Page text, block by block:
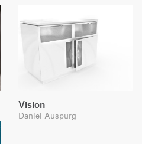
Vision
Daniel Auspurg